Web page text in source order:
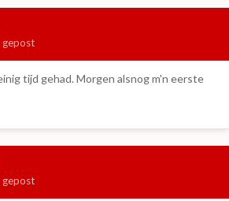
gepost
tijd gehad. Morgen alsnog m'n eerste
gepost